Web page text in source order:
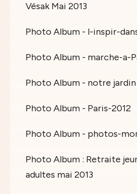
Vésak Mai 2013
Photo Album - l-inspir-
Photo Album - marche-a-
Photo Album - notre jardin
Photo Album - Paris-2012
Photo Album - photos-
Photo Album : Retraite
adultes mai 2013